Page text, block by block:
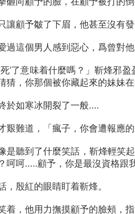
顧予皺了下眉，他甚至沒有發
這個男人感到惡心，爲曾對他
了意味着什麼嗎？」靳烽邪盈
猜，你那個被你藏起來的妹妹
如寒冰開裂了一般....
難道，「瘋子，你會遭報應的
聽到了什麼笑話，靳烽輕笑起
呵呵.....顧予，你是最沒資格跟
殷紅的眼睛盯着靳烽。
，他用力撫摸顧予的臉頰，指